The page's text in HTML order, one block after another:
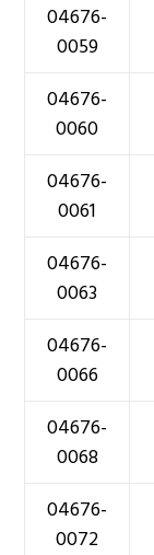
04676-
0059
04676-
0060
04676-
0061
04676-
0063
04676-
0066
04676-
0068
04676-
0072